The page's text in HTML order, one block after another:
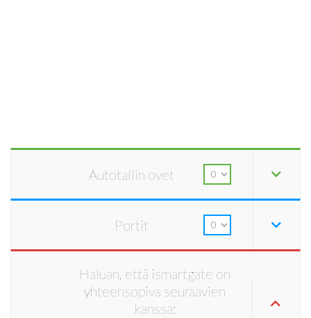
Autotallin ovet
Portit
Haluan, että ismartgate on
yhteensopiva seuraavien
kanssa: